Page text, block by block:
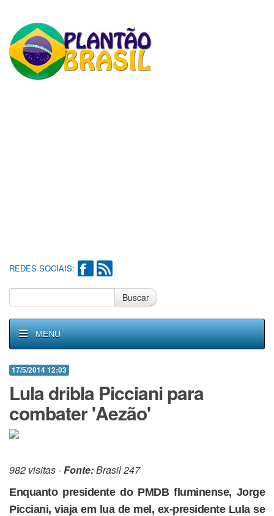
REDES SOCIAIS:
Buscar
MENU
17/5/2014 12:03
Lula dribla Picciani para
combater 'Aezão'
982 visitas -Fonte:Brasil 247
Enquanto presidente do PMDB fluminense, Jorge
Picciani, viaja em lua de mel, ex-presidente Lula se